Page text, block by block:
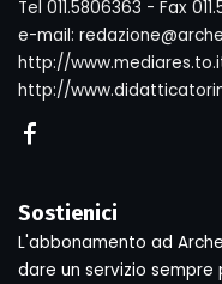
Tel 011.5806363 - Fax
e-mail:
http://
http://
Sostienici
L'abbonamento ad
dare un servizio